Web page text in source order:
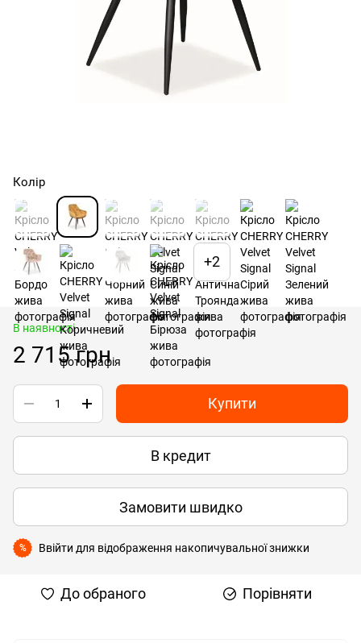
Колір
+2
В наявності
2 715 грн
Купити
В кредит
Замовити швидко
% Ввійти для відображення накопичувальної знижки
До обраного Порівняти